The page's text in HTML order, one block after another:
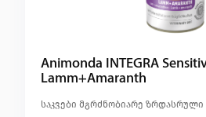
Animonda INTEGRA
Lamm+Amaranth
საკვები მგრძნობიარე